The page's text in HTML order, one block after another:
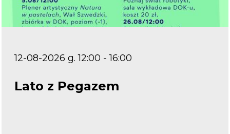
12-08-2026 g. 12:00 - 16:00
Lato z Pegazem